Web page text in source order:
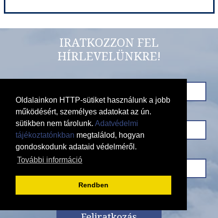
Oldalainkon HTTP-sütiket használunk a jobb
működésért, személyes adatokat az ún.
sütikben nem tárolunk. Adatvédelmi
tájékoztatónkban megtalálod, hogyan
gondoskodunk adataid védelméről.
További információ
Rendben
Ország:Peru
Szobatípus:2 ágyas szoba
Időtartam:16 éj
Időpont: 2026-11-24 | 16 éj
már 1.834.000 Ft-tól
IRATKOZZON FEL
HÍRLEVELÜNKRE!